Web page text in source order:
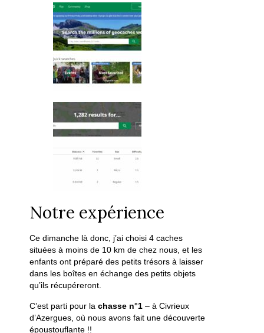
Notre expérience
Ce dimanche là donc, j’ai choisi 4 caches
situées à moins de 10 km de chez nous, et les
enfants ont préparé des petits trésors à laisser
dans les boîtes en échange des petits objets
qu’ils récupéreront.
C’est parti pour lachasse n°1 – à Civrieux
d’Azergues, où nous avons fait une découverte
époustouflante !!